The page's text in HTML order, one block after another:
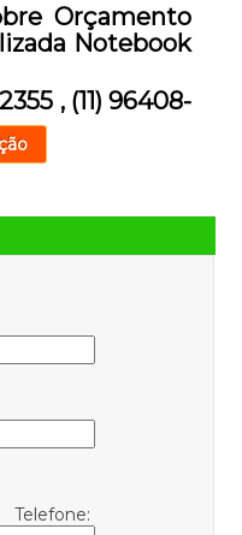
Orçamento
Notebook
, (11) 96408-
Telefone: